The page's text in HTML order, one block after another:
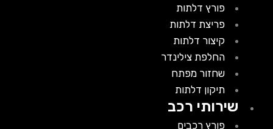
פורץ דלתות
פריצת דלתות
קיצור דלתות
החלפת צילינדר
שחזור מפתח
תיקון דלתות
שירותי רכב
פורץ רכבים